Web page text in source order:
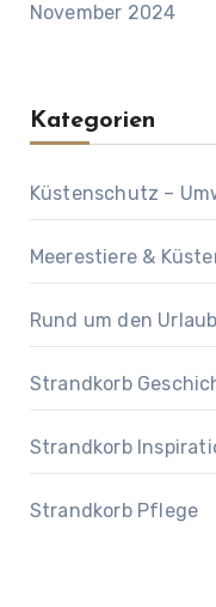
November 2024
Kategorien
Küstenschutz –
Meerestiere &
Rund um den
Strandkorb
Strandkorb
Strandkorb Pflege